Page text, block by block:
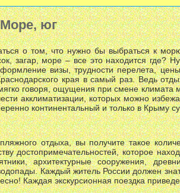
Море, юг
о том, что нужно бы выбраться к
загар, море – все это находится где?
визы, трудности перелета,
края в самый раз. Ведь
говоря, ощущения при смене климата
акклиматизации, которых можно
континентальный и только в Крыму
отдыха, вы получите такое
достопримечательностей, которое
архитектурные сооружения,
Каждый житель России должен
Каждая экскурсионная поездка